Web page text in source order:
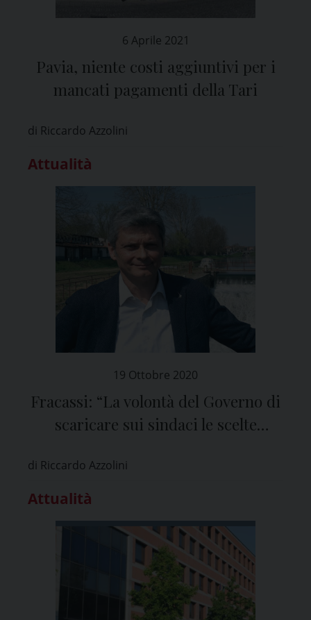
6 Aprile 2021
Pavia, niente costi aggiuntivi per i
mancati pagamenti della Tari
di Riccardo Azzolini
Attualità
19 Ottobre 2020
Fracassi: “La volontà del Governo di
scaricare sui sindaci le scelte
di Riccardo Azzolini
Attualità